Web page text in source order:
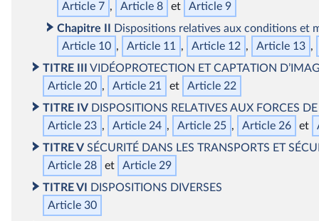
Article 7
Article 8
Article 9
Chapitre II
Dispositions relatives aux conditions et
Article 10
Article 11 Article 12
Article 13
TITRE III
VIDÉOPROTECTION ET CAPTATION
Article 20
Article 21
Article 22
TITRE IV DISPOSITIONS RELATIVES AUX FORCES
Article 23
Article 24 Article 25 Article 26
TITRE V SÉCURITÉ DANS LES TRANSPORTS ET
Article 28
Article 29
TITRE VI
DISPOSITIONS DIVERSES
Article 30